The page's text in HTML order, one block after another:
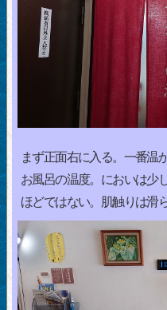
まず正面右に入る。一番温
お風呂の温度。においは少
ほどではない。肌触りは滑